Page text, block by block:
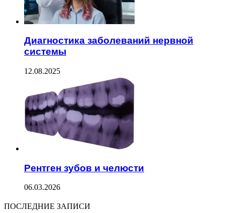
Диагностика заболеваний нервной
системы
12.08.2025
Рентген зубов и челюсти
06.03.2026
ПОСЛЕДНИЕ ЗАПИСИ